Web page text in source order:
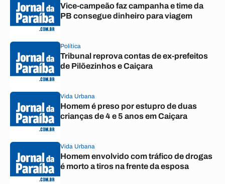
Vice-campeão faz campanha e time da
PB consegue dinheiro para viagem
Política
Tribunal reprova contas de ex-prefeitos
de Pilõezinhos e Caiçara
Vida Urbana
Homem é preso por estupro de duas
crianças de 4 e 5 anos em Caiçara
Vida Urbana
Homem envolvido com tráfico de drogas
é morto a tiros na frente da esposa